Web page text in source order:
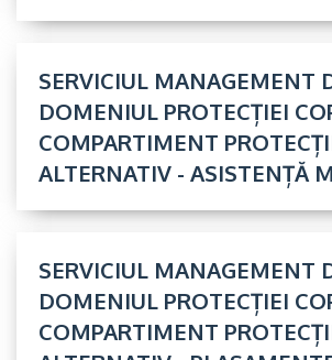
SERVICIUL MANAGEMENT
DOMENIUL PROTECȚIEI
COMPARTIMENT
ALTERNATIV - ASISTENȚĂ
SERVICIUL MANAGEMENT
DOMENIUL PROTECȚIEI
COMPARTIMENT